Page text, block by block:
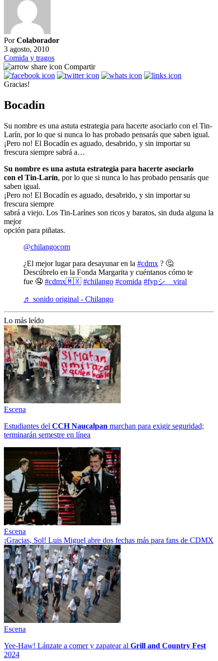
PorColaborador
3 agosto, 2010
Comida y tragos
Compartir
Gracias!
Bocadín
Su nombre es una astuta estrategia para hacerte asociarlo con el Tin-
Larín, por lo que si nunca lo has probado pensarás que saben igual.
¡Pero no! El Bocadín es aguado, desabrido, y sin importar su
frescura siempre sabrá a…
Su nombre es una astuta estrategia para hacerte asociarlo
con el Tin-Larín, por lo que si nunca lo has probado pensarás que
saben igual.
¡Pero no! El Bocadín es aguado, desabrido, y sin importar su
frescura siempre
sabrá a viejo. Los Tin-Larínes son ricos y baratos, sin duda alguna la
mejor
opción para piñatas.
@chilangocom
¿El mejor lugar para desayunar en la #cdmx ? 🤔
Descúbrelo en la Fonda Margarita y cuéntanos cómo te
fue 🤤 #cdmx🇲🇽 #chilango #comida #fypシ゚viral
♬ sonido original - Chilango
Lo más leído
Escena
Estudiantes del CCH Naucalpan marchan para exigir seguridad;
terminarán semestre en línea
Escena
¡Gracias, Sol! Luis Miguel abre dos fechas más para fans de CDMX
Escena
Yee-Haw! Lánzate a comer y zapatear al Grill and Country Fest
2024